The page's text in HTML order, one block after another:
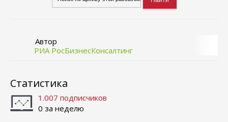
Автор
РИА РосБизнесКонсалтинг
Статистика
1.007 подписчиков
0 за неделю